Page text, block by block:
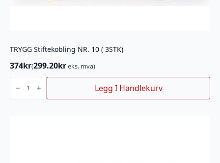
TRYGG Stiftekobling NR. 10 ( 3STK)
374kr(299.20kreks. mva)
TRYGG
Stiftekobling
NR.
10
Legg I Handlekurv